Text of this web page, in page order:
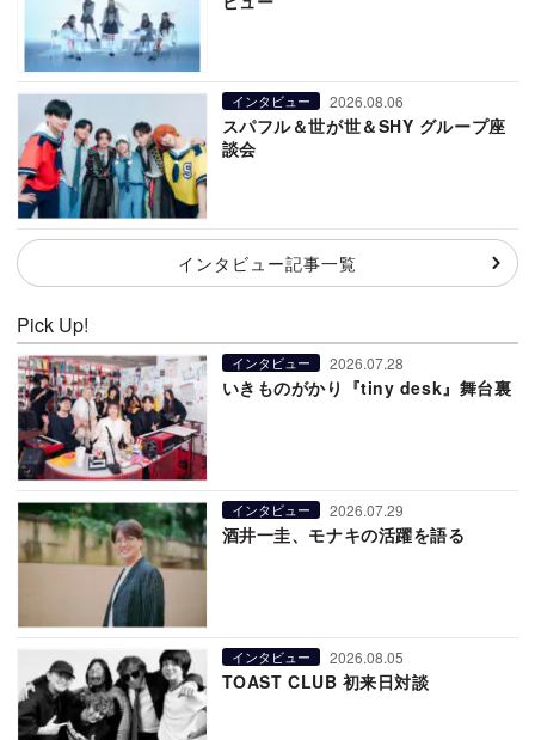
インタビュー 2026.08.06
スパフル＆世が世＆SHY グループ座
談会
インタビュー記事一覧
Pick Up!
インタビュー 2026.07.28
いきものがかり『tiny desk』舞台裏
インタビュー 2026.07.29
酒井一圭、モナキの活躍を語る
インタビュー 2026.08.05
TOAST CLUB 初来日対談